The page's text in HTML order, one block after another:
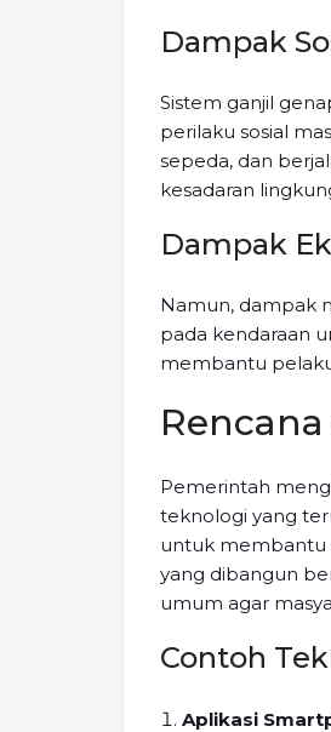
Dampak
Sistem ganjil
perilaku sosial
sepeda, dan
kesadaran
Dampak
Namun, dampak
pada kendaraan
membantu
Pemerintah
teknologi yang
untuk membantu
yang dibangun
umum agar
Contoh
Aplikasi